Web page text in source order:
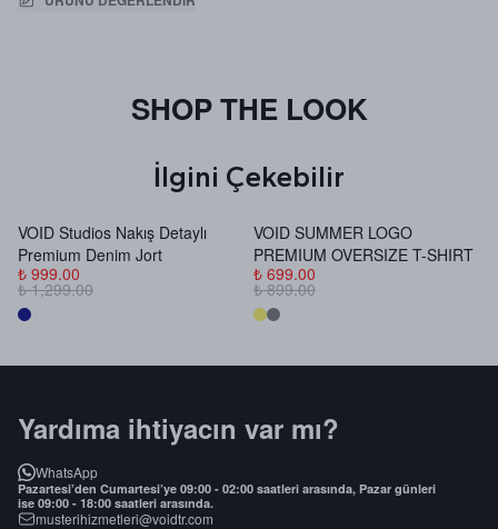
SHOP THE LOOK
İlgini Çekebilir
VOID Studios Nakış Detaylı
Premium Denim Jort
₺ 999.00
₺ 1,299.00
VOID SUMMER LOGO
PREMIUM OVERSIZE T-SHIRT
₺ 699.00
₺ 899.00
Yardıma ihtiyacın var mı?
WhatsApp
Pazartesi’den Cumartesi’ye 09:00 - 02:00 saatleri arasında, Pazar günleri
ise 09:00 - 18:00 saatleri arasında.
musterihizmetleri@voidtr.com